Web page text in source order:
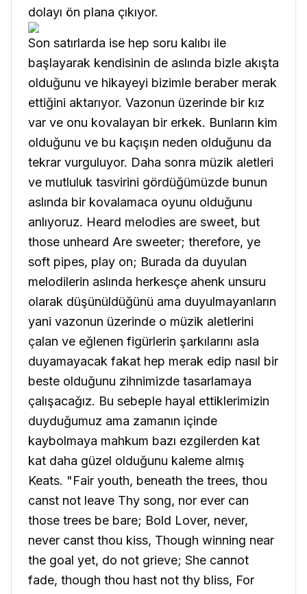
dolayı ön plana çıkıyor.
Son satırlarda ise hep soru kalıbı ile
başlayarak kendisinin de aslında bizle akışta
olduğunu ve hikayeyi bizimle beraber merak
ettiğini aktarıyor. Vazonun üzerinde bir kız
var ve onu kovalayan bir erkek. Bunların kim
olduğunu ve bu kaçışın neden olduğunu da
tekrar vurguluyor. Daha sonra müzik aletleri
ve mutluluk tasvirini gördüğümüzde bunun
aslında bir kovalamaca oyunu olduğunu
anlıyoruz. Heard melodies are sweet, but
those unheard Are sweeter; therefore, ye
soft pipes, play on; Burada da duyulan
melodilerin aslında herkesçe ahenk unsuru
olarak düşünüldüğünü ama duyulmayanların
yani vazonun üzerinde o müzik aletlerini
çalan ve eğlenen figürlerin şarkılarını asla
duyamayacak fakat hep merak edip nasıl bir
beste olduğunu zihnimizde tasarlamaya
çalışacağız. Bu sebeple hayal ettiklerimizin
duyduğumuz ama zamanın içinde
kaybolmaya mahkum bazı ezgilerden kat
kat daha güzel olduğunu kaleme almış
Keats. "Fair youth, beneath the trees, thou
canst not leave Thy song, nor ever can
those trees be bare; Bold Lover, never,
never canst thou kiss, Though winning near
the goal yet, do not grieve; She cannot
fade, though thou hast not thy bliss, For